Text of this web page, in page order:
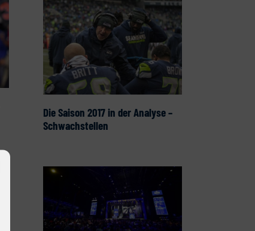
Die Saison 2017 in der Analyse –
Schwachstellen